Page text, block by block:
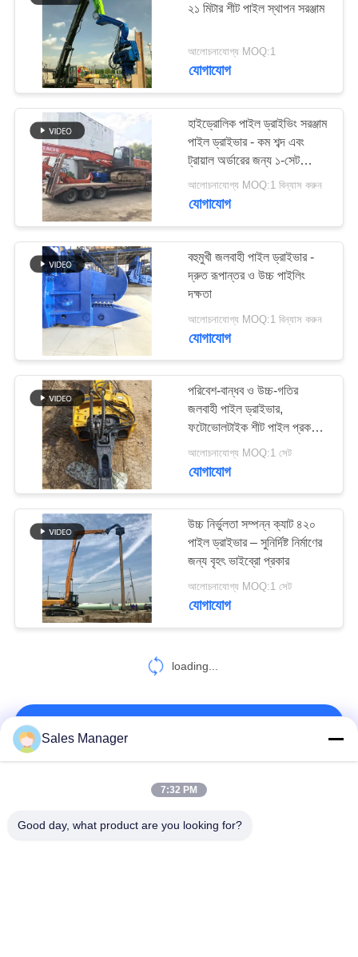
PRIVACY
POLICY
২১ মিটার শীট পাইল স্থাপন সরঞ্জাম
আলোচনাযোগ্য MOQ:1
যোগাযোগ
হাইড্রোলিক পাইল ড্রাইভিং সরঞ্জাম
পাইল ড্রাইভার - কম শব্দ এবং
ট্রায়াল অর্ডারের জন্য ১-সেট
আলোচনাযোগ্য MOQ:1 বিন্যাস করুন
যোগাযোগ
বহুমুখী জলবাহী পাইল ড্রাইভার -
দ্রুত রূপান্তর ও উচ্চ পাইলিং
দক্ষতা
আলোচনাযোগ্য MOQ:1 বিন্যাস করুন
যোগাযোগ
পরিবেশ-বান্ধব ও উচ্চ-গতির
জলবাহী পাইল ড্রাইভার,
ফটোভোলটাইক শীট পাইল প্রকল্পের
আলোচনাযোগ্য MOQ:1 সেট
যোগাযোগ
উচ্চ নির্ভুলতা সম্পন্ন ক্যাট ৪২০
পাইল ড্রাইভার – সুনির্দিষ্ট নির্মাণের
জন্য বৃহৎ ভাইব্রো প্রকার
আলোচনাযোগ্য MOQ:1 সেট
যোগাযোগ
loading...
Sales Manager
7:32 PM
Good day, what product are you looking for?